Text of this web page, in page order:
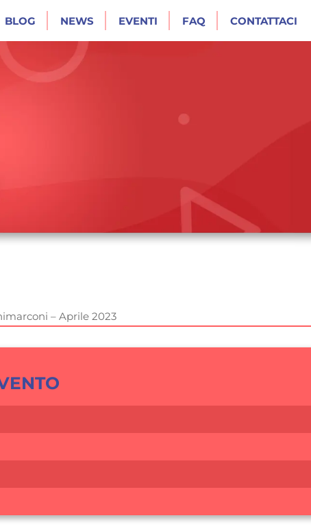
BLOG NEWS EVENTI FAQ CONTATTACI
– Aprile 2023